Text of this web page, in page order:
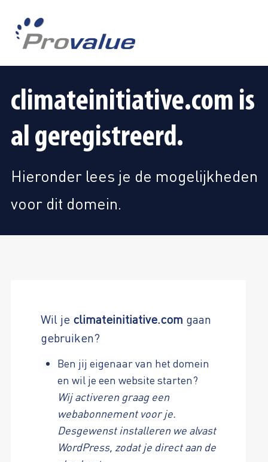
climateinitiative.com is
al geregistreerd.
Hieronder lees je de mogelijkheden
voor dit domein.
Wil je climateinitiative.com gaan
gebruiken?
Ben jij eigenaar van het domein
en wil je een website starten?
Wij activeren graag een
webabonnement voor je.
Desgewenst installeren we alvast
WordPress, zodat je direct aan de